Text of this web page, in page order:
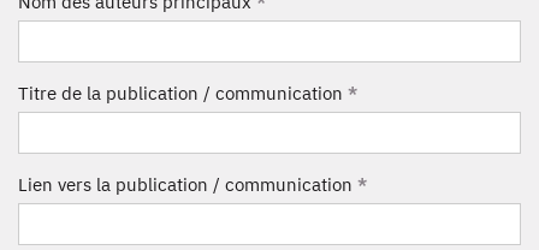
Titre de la publication / communication *
Lien vers la publication / communication *